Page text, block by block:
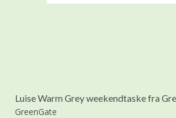
Luise Warm Grey weekendtaske fra
GreenGate